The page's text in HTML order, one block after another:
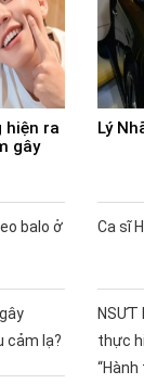
hiện ra
gây
balo ở
cảm lạ?
Lý
Ca sĩ
NSƯT
thực